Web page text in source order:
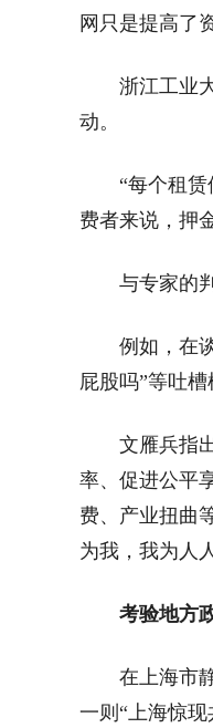
网只是提高了
浙江工业
动。
“每个租
费者来说，押
与专家的
例如，在
屁股吗”等吐槽
文雁兵指
率、促进公平
费、产业扭曲
为我，我为人
考验地方
在上海市
一则“上海惊现